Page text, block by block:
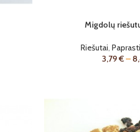
Migdolų
Riešutai, Paprasti
3,79€–